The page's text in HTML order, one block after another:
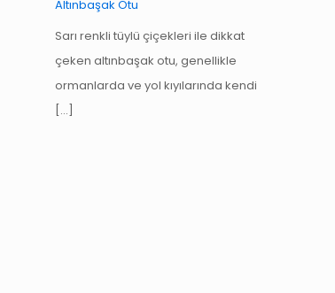
Altınbaşak Otu
Sarı renkli tüylü çiçekleri ile dikkat
çeken altınbaşak otu, genellikle
ormanlarda ve yol kıyılarında kendi
[…]